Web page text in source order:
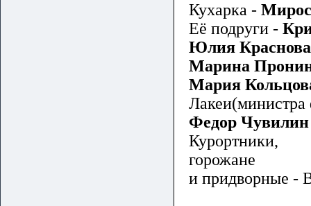
Кухарка -
Её подруги -
Юлия Краснова
Марина
Мария
Федор Чувилин
Курортники,
горожане
и придворные -